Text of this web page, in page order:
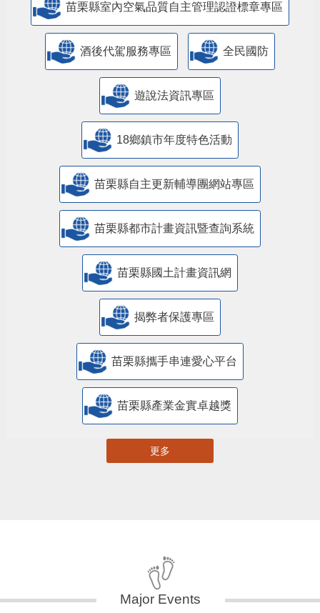
苗栗縣室內空氣品質自主管理認證標章專區
酒後代駕服務專區 全民國防
遊說法資訊專區
18鄉鎮市年度特色活動
苗栗縣自主更新輔導團網站專區
苗栗縣都市計畫資訊暨查詢系統
苗栗縣國土計畫資訊網
揭弊者保護專區
苗栗縣攜手串連愛心平台
苗栗縣產業金實卓越獎
更多